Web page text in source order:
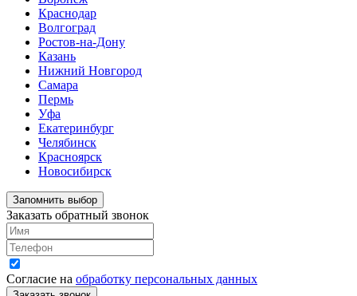
Краснодар
Волгоград
Ростов-на-Дону
Казань
Нижний Новгород
Самара
Пермь
Уфа
Екатеринбург
Челябинск
Красноярск
Новосибирск
Запомнить выбор
Заказать обратный звонок
Согласие на обработку персональных данных